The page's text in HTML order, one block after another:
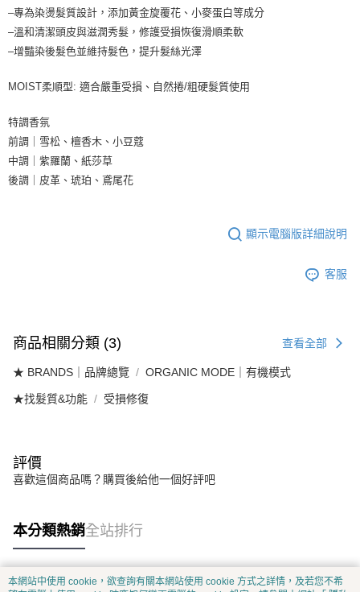
2.透過簡訊連結打開帳單後，可選擇「超商條碼／台灣大直營門市／銀行轉
帳／街口支付／iPASS MONEY」等通路繳費。
【注意事項】
用戶於交易時，得透過本服務購買商品或服務，並由商店將買賣／分期付款
買賣價金債權讓與本公司後，依約使用本公司帳單繳交帳款。
資料（包含姓名、電話或地址）提供予台灣大哥大進項蒐集、處理及利用，
由本公司與您本人進行分期帳單所需資料之確認、核對及更正。
7-11取貨付款
每筆NT$65，滿NT$1,699(含以上)免運費
每筆NT$65，滿NT$1,699(含以上)免運費
宅配
每筆NT$80，滿NT$1,699(含以上)免運費
宅配-離島
–專為染燙髮質設計，添加黃金旋覆花、小麥蛋白等成分
–溫和清潔頭皮與滋潤秀髮，修護受損恢復滑順柔軟
–增豔染後髮色並維持髮色，提升髮絲光澤
MOIST柔順型: 適合嚴重受損、自然捲/粗硬髮質使用
特調香氛
前調｜雪松、檀香木、小豆蔻
中調｜紫羅蘭、紙莎草
後調｜皮革、琥珀、鳶尾花
顯示電腦版詳細說明
客服
商品相關分類 (3) 查看全部
★ BRANDS｜品牌總覽 ORGANIC MODE｜有機模式
★找髮質&功能 受損修復
評價
喜歡這個商品嗎？購買後給他一個好評吧
本分類熱銷全站排行
本網站中使用 cookie，欲查詢有關本網站使用 cookie 方式之詳情，及若您不希